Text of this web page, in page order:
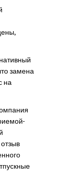
замена
на